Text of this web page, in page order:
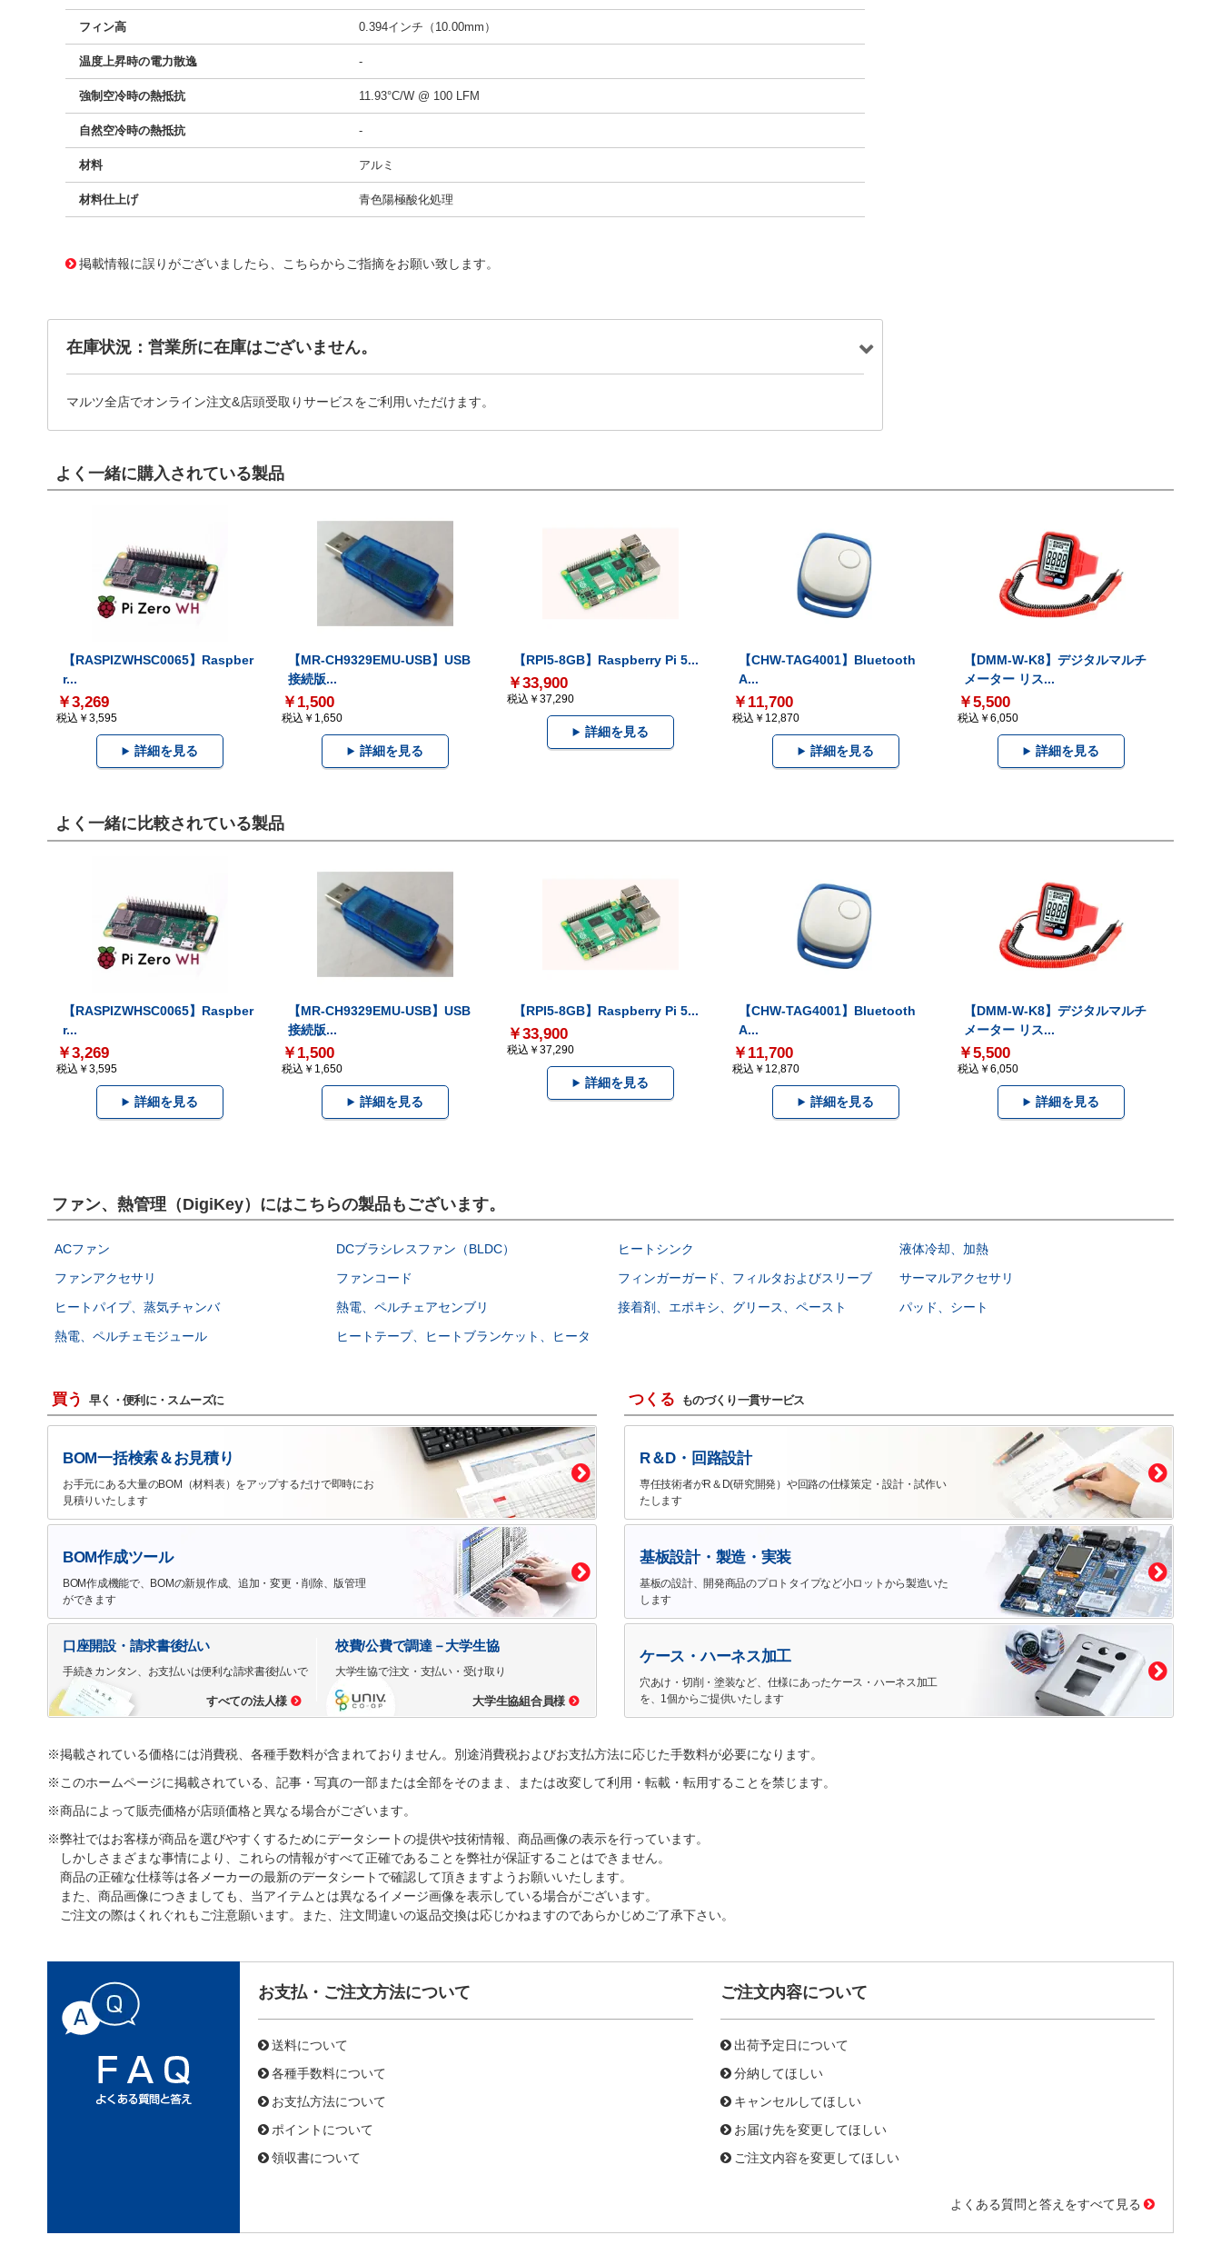
フィン高 0.394インチ（10.00mm）
温度上昇時の電力散逸 -
強制空冷時の熱抵抗 11.93°C/W @ 100 LFM
自然空冷時の熱抵抗 -
材料 アルミ
材料仕上げ 青色陽極酸化処理
掲載情報に誤りがございましたら、こちらからご指摘をお願い致します。
在庫状況：営業所に在庫はございません。
マルツ全店でオンライン注文&店頭受取りサービスをご利用いただけます。
よく一緒に購入されている製品
【RASPIZWHSC0065】Raspber
r...
￥3,269
税込￥3,595
詳細を見る
【MR-CH9329EMU-USB】USB
接続版...
￥1,500
税込￥1,650
詳細を見る
【RPI5-8GB】Raspberry Pi 5...
￥33,900
税込￥37,290
詳細を見る
【CHW-TAG4001】Bluetooth
A...
￥11,700
税込￥12,870
詳細を見る
【DMM-W-K8】デジタルマルチ
メーター リス...
￥5,500
税込￥6,050
詳細を見る
よく一緒に比較されている製品
【RASPIZWHSC0065】Raspber
r...
￥3,269
税込￥3,595
詳細を見る
【MR-CH9329EMU-USB】USB
接続版...
￥1,500
税込￥1,650
詳細を見る
【RPI5-8GB】Raspberry Pi 5...
￥33,900
税込￥37,290
詳細を見る
【CHW-TAG4001】Bluetooth
A...
￥11,700
税込￥12,870
詳細を見る
【DMM-W-K8】デジタルマルチ
メーター リス...
￥5,500
税込￥6,050
詳細を見る
ファン、熱管理（DigiKey）にはこちらの製品もございます。
ACファン DCブラシレスファン（BLDC） ヒートシンク
液体冷却、加熱
ファンアクセサリ
ファンコード フィンガーガード、フィルタおよびスリーブ
サーマルアクセサリ
ヒートパイプ、蒸気チャンバ
熱電、ペルチェアセンブリ 接着剤、エポキシ、グリース、ペースト
パッド、シート
熱電、ペルチェモジュール
ヒートテープ、ヒートブランケット、ヒータ
買う 早く・便利に・スムーズに
BOM一括検索＆お見積り
お手元にある大量のBOM（材料表）をアップするだけで即時にお
見積りいたします
BOM作成ツール
BOM作成機能で、BOMの新規作成、追加・変更・削除、版管理
ができます
口座開設・請求書後払い
手続きカンタン、お支払いは便利な請求書後払いで
すべての法人様
校費/公費で調達－大学生協
大学生協で注文・支払い・受け取り
大学生協組合員様
つくる ものづくり一貫サービス
R＆D・回路設計
専任技術者がR＆D(研究開発）や回路の仕様策定・設計・試作い
たします
基板設計・製造・実装
基板の設計、開発商品のプロトタイプなど小ロットから製造いた
します
ケース・ハーネス加工
穴あけ・切削・塗装など、仕様にあったケース・ハーネス加工
を、1個からご提供いたします
※掲載されている価格には消費税、各種手数料が含まれておりません。別途消費税およびお支払方法に応じた手数料が必要になります。
※このホームページに掲載されている、記事・写真の一部または全部をそのまま、または改変して利用・転載・転用することを禁じます。
※商品によって販売価格が店頭価格と異なる場合がございます。
※弊社ではお客様が商品を選びやすくするためにデータシートの提供や技術情報、商品画像の表示を行っています。
しかしさまざまな事情により、これらの情報がすべて正確であることを弊社が保証することはできません。
商品の正確な仕様等は各メーカーの最新のデータシートで確認して頂きますようお願いいたします。
また、商品画像につきましても、当アイテムとは異なるイメージ画像を表示している場合がございます。
ご注文の際はくれぐれもご注意願います。また、注文間違いの返品交換は応じかねますのであらかじめご了承下さい。
お支払・ご注文方法について
送料について
各種手数料について
お支払方法について
ポイントについて
領収書について
ご注文内容について
出荷予定日について
分納してほしい
キャンセルしてほしい
お届け先を変更してほしい
ご注文内容を変更してほしい
よくある質問と答えをすべて見る